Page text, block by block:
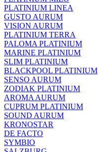
PLATINIUM LINEA
GUSTO AURUM
VISION AURUM
PLATINIUM TERRA
PALOMA PLATINIUM
MARINE PLATINIUM
SLIM PLATINIUM
BLACKPOOL PLATINIUM
SENSO AURUM
ZODIAK PLATINIUM
AROMA AURUM
CUPRUM PLATINIUM
SOUND AURUM
KRONOSTAR
DE FACTO
SYMBIO